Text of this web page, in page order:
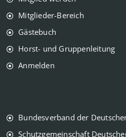
Mitglieder-Bereich
Gästebuch
Horst- und Gruppenleitung
Anmelden
Bundesverband der
Schutzgemeinschaft